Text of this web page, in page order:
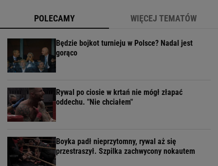
POLECAMY WIĘCEJ TEMATÓW
Będzie bojkot turnieju w Polsce? Nadal jest
gorąco
Rywal po ciosie w krtań nie mógł złapać
oddechu. "Nie chciałem"
Boyka padł nieprzytomny, rywal aż się
przestraszył. Szpilka zachwycony nokautem